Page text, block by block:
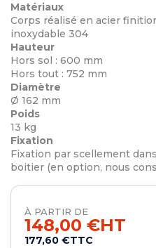
Matériaux
Corps réalisé en acier
inoxydable 304
Hauteur
Hors sol : 600 mm
Hors tout : 752 mm
Diamètre
Ø 162 mm
Poids
13 kg
Fixation
Fixation par scellement
boitier (en option, nous
À PARTIR DE
148,00 €HT
177,60 €TTC